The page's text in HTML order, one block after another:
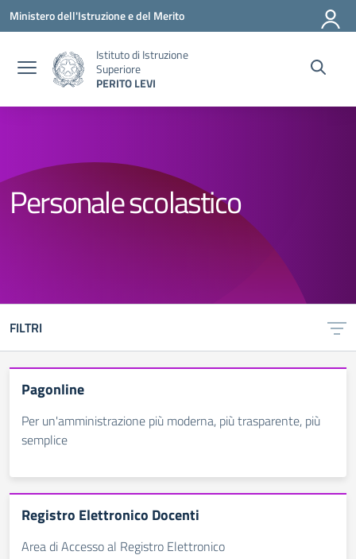
Vai ai contenuti
Vai al menu di navigazione
Vai al footer
Ministero dell'Istruzione e del Merito
Istituto di Istruzione
Superiore
PERITO LEVI
Personale scolastico
FILTRI
Pagonline
Per un'amministrazione più moderna, più trasparente, più
semplice
Registro Elettronico Docenti
Area di Accesso al Registro Elettronico